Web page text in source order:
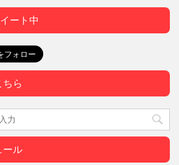
ート中
ちら
ール